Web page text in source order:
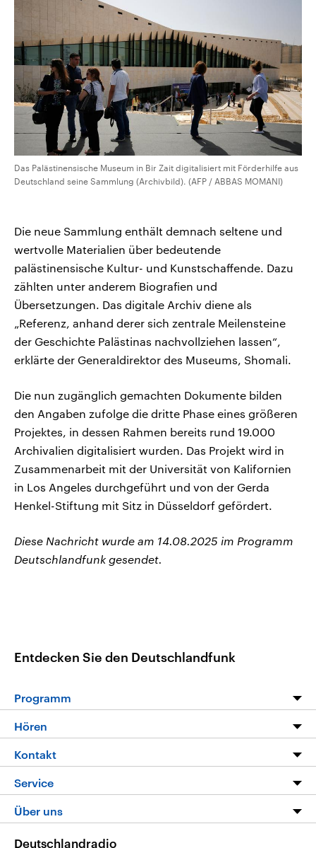
Das Palästinensische Museum in Bir Zait digitalisiert mit Förderhilfe aus
Deutschland seine Sammlung (Archivbild). (AFP / ABBAS MOMANI)
Die neue Sammlung enthält demnach seltene und
wertvolle Materialien über bedeutende
palästinensische Kultur- und Kunstschaffende. Dazu
zählten unter anderem Biografien und
Übersetzungen. Das digitale Archiv diene als
„Referenz, anhand derer sich zentrale Meilensteine
der Geschichte Palästinas nachvollziehen lassen“,
erklärte der Generaldirektor des Museums, Shomali.
Die nun zugänglich gemachten Dokumente bilden
den Angaben zufolge die dritte Phase eines größeren
Projektes, in dessen Rahmen bereits rund 19.000
Archivalien digitalisiert wurden. Das Projekt wird in
Zusammenarbeit mit der Universität von Kalifornien
in Los Angeles durchgeführt und von der Gerda
Henkel-Stiftung mit Sitz in Düsseldorf gefördert.
Diese Nachricht wurde am 14.08.2025 im Programm
Deutschlandfunk gesendet.
Entdecken Sie den Deutschlandfunk
Programm
Programm
Die Nachrichten
Nachrichtenleicht
Neue Beiträge auf dlf.de
Hören
Livestream
Podcasts
Deutschlandfunk App
Nachrichten App
Kontakt
Hörerservice
Service
FAQ
Über uns
Deutschlandradio